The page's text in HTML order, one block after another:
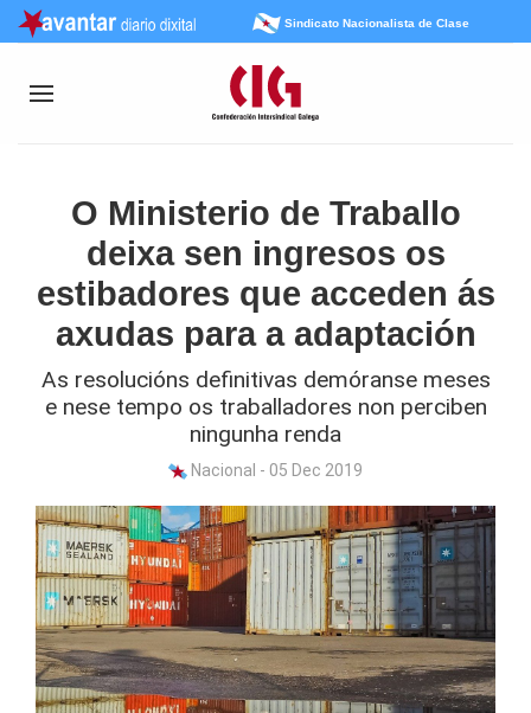
Sindicato Nacionalista de Clase
O Ministerio de Traballo
deixa sen ingresos os
estibadores que acceden ás
axudas para a adaptación
As resolucións definitivas demóranse meses
e nese tempo os traballadores non perciben
ningunha renda
Nacional - 05 Dec 2019